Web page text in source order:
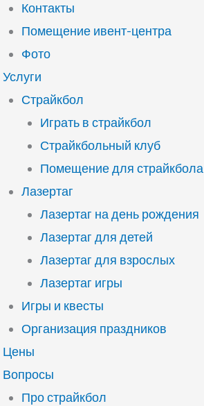
Контакты
Помещение ивент-центра
Фото
Услуги
Страйкбол
Играть в страйкбол
Страйкбольный клуб
Помещение для страйкбола
Лазертаг
Лазертаг на день рождения
Лазертаг для детей
Лазертаг для взрослых
Лазертаг игры
Игры и квесты
Организация праздников
Цены
Вопросы
Про страйкбол